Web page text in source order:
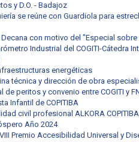
y D.O. - Badajoz
se reúne con Guardiola para
con motivo del "Especial
Industrial del COGITI-Cátedra
energéticas
técnica y dirección de obra
peritos y convenio entre COGITI y
Infantil de COPITIBA
civil profesional ALKORA
Año 2024
VIII Premio Accesibilidad Universal y